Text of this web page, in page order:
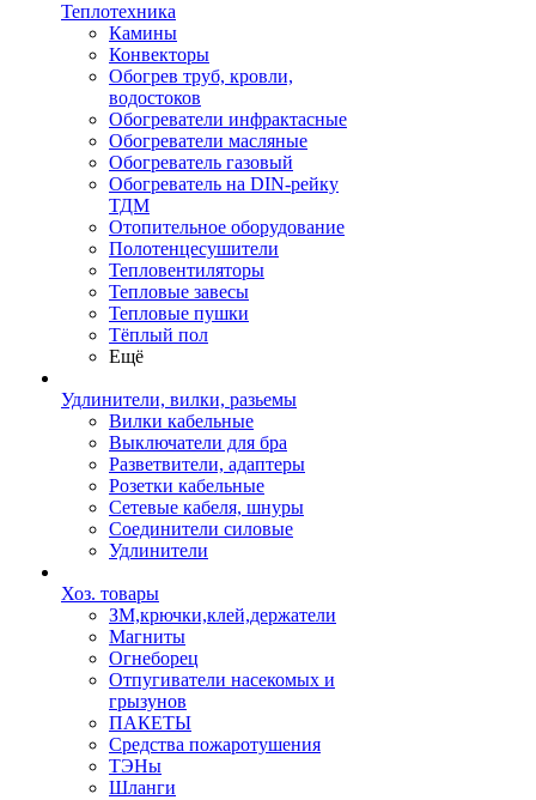
Теплотехника
Камины
Конвекторы
Обогрев труб, кровли,
водостоков
Обогреватели инфрактасные
Обогреватели масляные
Обогреватель газовый
Обогреватель на DIN-рейку
ТДМ
Отопительное оборудование
Полотенцесушители
Тепловентиляторы
Тепловые завесы
Тепловые пушки
Тёплый пол
Ещё
Удлинители, вилки, разьемы
Вилки кабельные
Выключатели для бра
Разветвители, адаптеры
Розетки кабельные
Сетевые кабеля, шнуры
Соединители силовые
Удлинители
Хоз. товары
ЗМ,крючки,клей,держатели
Магниты
Огнеборец
Отпугиватели насекомых и
грызунов
ПАКЕТЫ
Средства пожаротушения
ТЭНы
Шланги